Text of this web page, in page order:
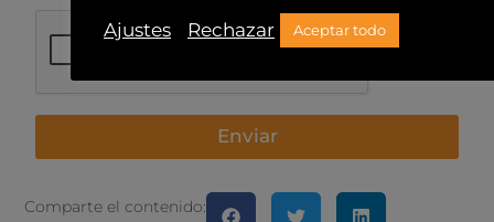
Enviar
Comparte el contenido:
Ajustes
Rechazar Aceptar todo